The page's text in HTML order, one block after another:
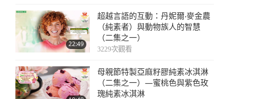
22:49
超越言語的互動：丹妮爾‧麥金農
（純素者）與動物族人的智慧
（二集之一）
3229次觀看
母親節特製亞麻籽膠純素冰淇淋
（二集之一）—蜜桃色與紫色玫
瑰純素冰淇淋